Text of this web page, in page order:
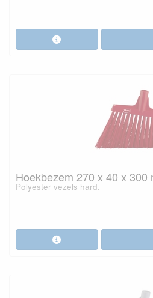
Hoekbezem 270 x 40 x 300
Polyester vezels hard.